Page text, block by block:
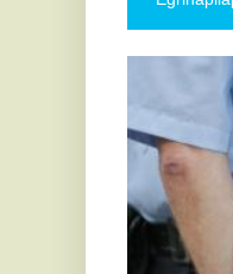
Rendőrnek
buktak le a
kísérletnél